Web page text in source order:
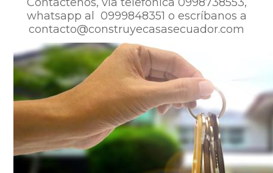
Contactenos, vía telefónica 0998738553,
whatsapp al 0999848351 o escríbanos a
contacto@construyecasasecuador.com